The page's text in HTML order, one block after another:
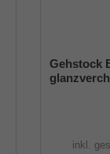
Gehstock
inkl.